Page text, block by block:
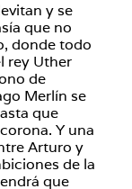
y se
que no
donde todo
rey Uther
de
Merlín se
que
Y una
Arturo y
de la
que